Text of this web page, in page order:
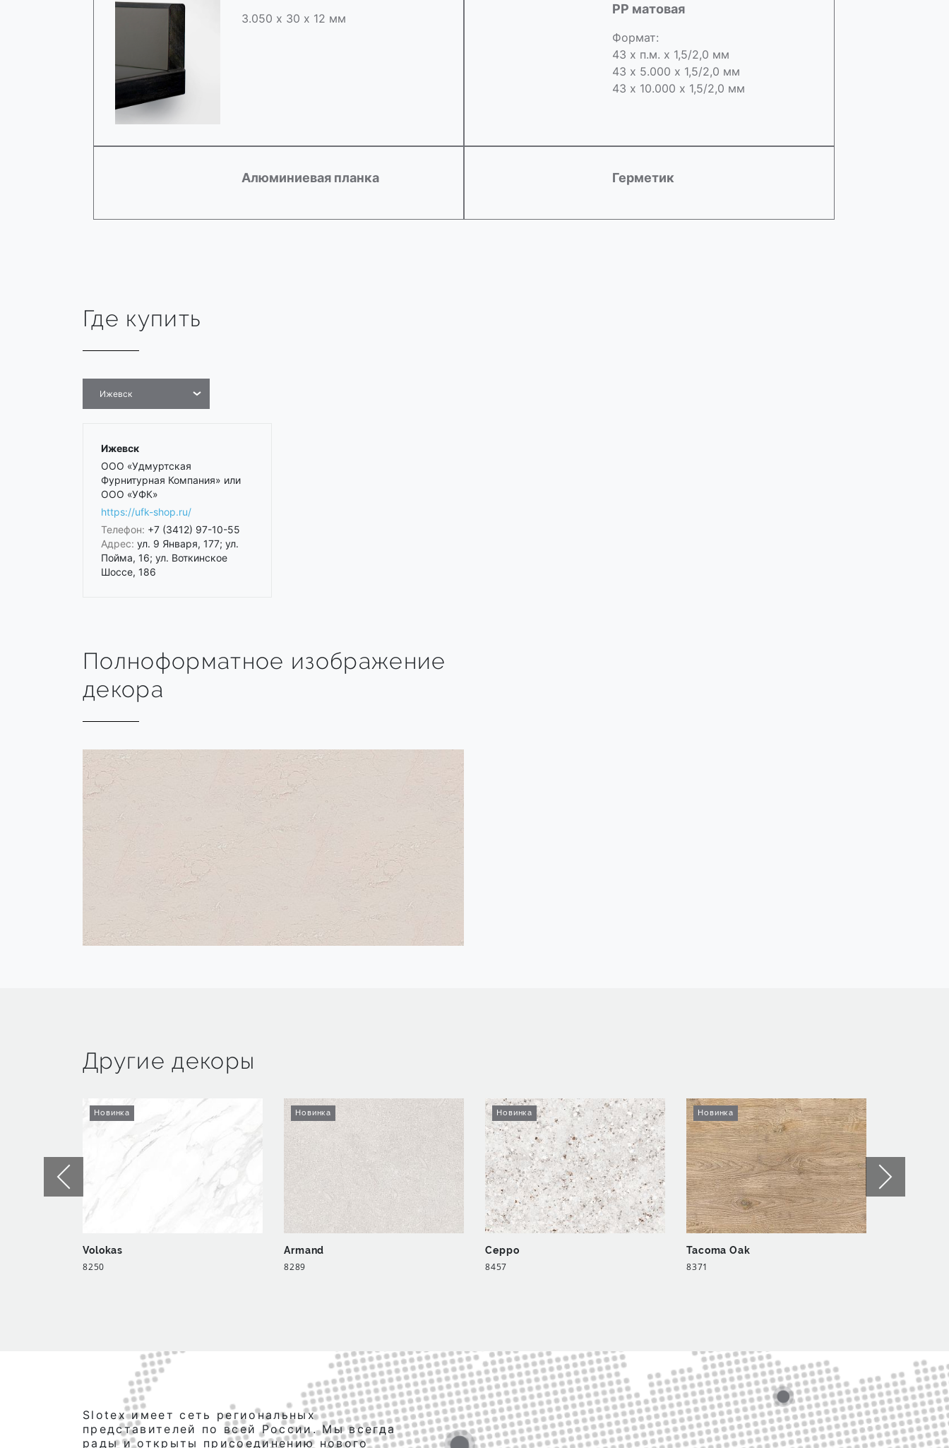
3.050 х 30 х 12 мм
РР матовая
Формат:
43 х п.м. х 1,5/2,0 мм
43 х 5.000 х 1,5/2,0 мм
43 х 10.000 х 1,5/2,0 мм
Алюминиевая планка Герметик
Где купить
Ижевск
Ижевск
ООО «Удмуртская
Фурнитурная Компания» или
ООО «УФК»
https://ufk-shop.ru/
Телефон: +7 (3412) 97-10-55
Адрес: ул. 9 Января, 177; ул.
Пойма, 16; ул. Воткинское
Шоссе, 186
Полноформатное изображение
декора
Другие декоры
Новинка
Volokas
8250
Новинка
Armand
8289
Новинка
Ceppo
8457
Новинка
Tacoma Oak
8371
Slotex имеет сеть региональных
представителей по всей России. Мы всегда
рады и открыты присоединению нового